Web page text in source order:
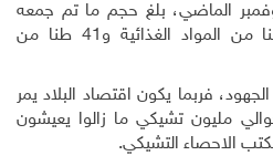
الماضي، بلغ حجم ما تم جمعه
بهذه الطريقة حوالي 280 طنا من المواد الغذائية و41 طنا من
فربما يكون اقتصاد البلاد يمر
مليون تشيكي ما زالوا يعيشون
الاحصاء التشيكي.